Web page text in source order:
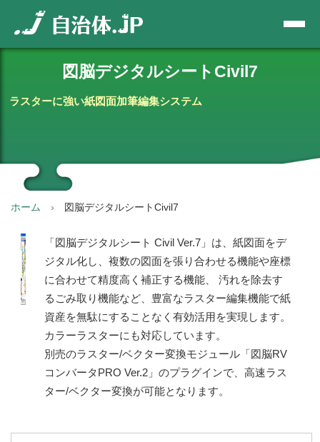
図脳デジタルシートCivil7
ラスターに強い紙図面加筆編集システム
ホーム 図脳デジタルシートCivil7
「図脳デジタルシート Civil Ver.7」は、紙図面をデ
ジタル化し、複数の図面を張り合わせる機能や座標
に合わせて精度高く補正する機能、 汚れを除去す
るごみ取り機能など、豊富なラスター編集機能で紙
資産を無駄にすることなく有効活用を実現します。
カラーラスターにも対応しています。
別売のラスター/ベクター変換モジュール「図脳RV
コンバータPRO Ver.2」のプラグインで、高速ラス
ター/ベクター変換が可能となります。